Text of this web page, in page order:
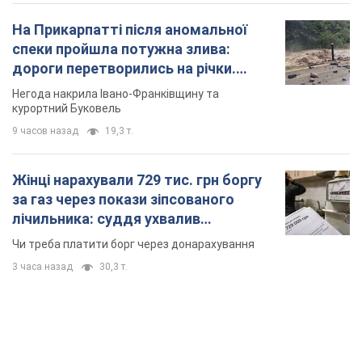
На Прикарпатті після аномальної
спеки пройшла потужна злива:
дороги перетворились на річки.
Відео
Негода накрила Івано-Франківщину та
курортний Буковель
9 часов назад 19,3 т.
Жінці нарахували 729 тис. грн боргу
за газ через покази зіпсованого
лічильника: суддя ухвалив
неочікуване рішення
Чи треба платити борг через донарахування
3 часа назад 30,3 т.